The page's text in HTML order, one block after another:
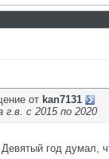
от kan7131
г.в. с 2015 по 2020
год думал,